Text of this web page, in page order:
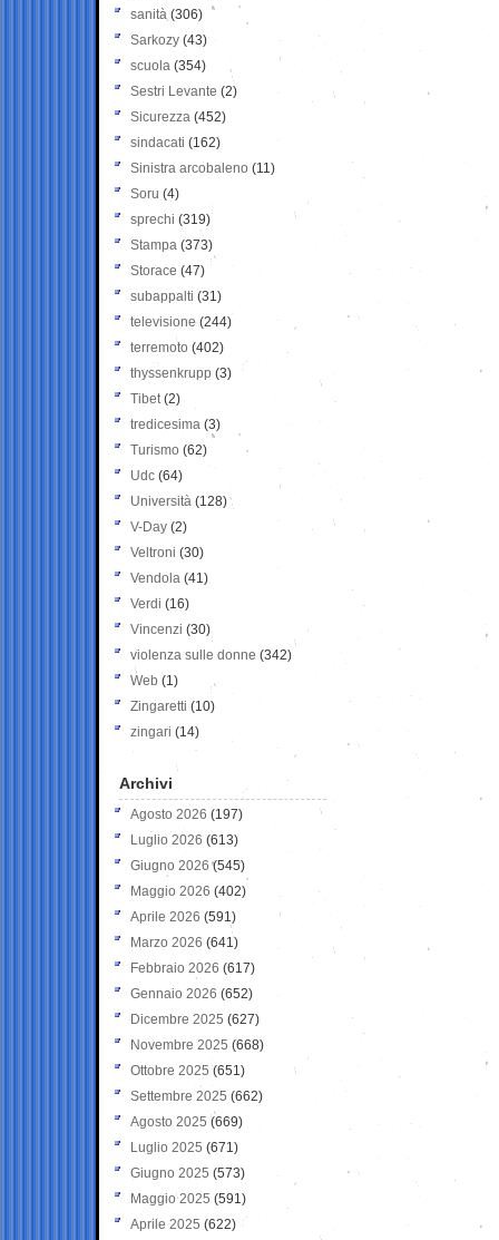
sanità (306)
Sarkozy (43)
scuola (354)
Sestri Levante (2)
Sicurezza (452)
sindacati (162)
Sinistra arcobaleno (11)
Soru (4)
sprechi (319)
Stampa (373)
Storace (47)
subappalti (31)
televisione(244)
terremoto (402)
thyssenkrupp (3)
Tibet(2)
tredicesima (3)
Turismo (62)
Udc (64)
Università (128)
V-Day (2)
Veltroni (30)
Vendola (41)
Verdi (16)
Vincenzi (30)
violenza sulle donne (342)
Web (1)
Zingaretti (10)
zingari (14)
Archivi
Agosto 2026 (197)
Luglio 2026 (613)
Giugno 2026 (545)
Maggio 2026 (402)
Aprile 2026 (591)
Marzo 2026 (641)
Febbraio 2026 (617)
Gennaio 2026 (652)
Dicembre 2025 (627)
Novembre 2025 (668)
Ottobre 2025 (651)
Settembre 2025 (662)
Agosto 2025 (669)
Luglio 2025 (671)
Giugno 2025 (573)
Maggio 2025 (591)
Aprile 2025 (622)